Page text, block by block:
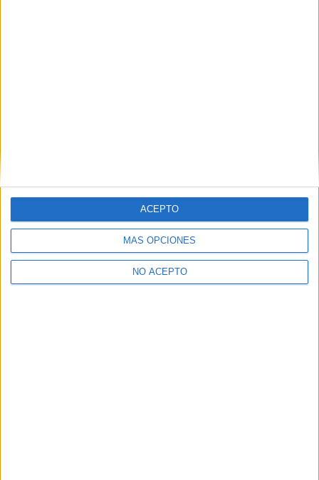
MÁS OPCIONES
NO ACEPTO
ACEPTO
Y como regalo de agradecimiento, por registrarte te daremos
gratis una copia de nuestro ebook con 100 consejos para tu
primer año de universidad